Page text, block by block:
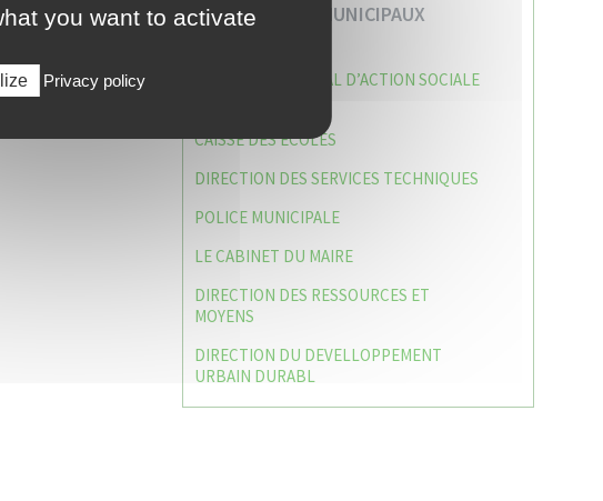
VOS SERVICES MUNICIPAUX
CENTRE COMMUNAL D’ACTION SOCIALE
CAISSE DES ÉCOLES
DIRECTION DES SERVICES TECHNIQUES
POLICE MUNICIPALE
LE CABINET DU MAIRE
DIRECTION DES RESSOURCES ET
MOYENS
DIRECTION DU DEVELLOPPEMENT
URBAIN DURABL
you want to activate
Privacy policy